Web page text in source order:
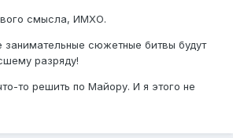
смысла, ИМХО.
сюжетные битвы будут
разряду!
то решить по Майору. И я этого не